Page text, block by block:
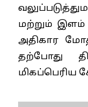
மற்றும் இளம்
அதிகார
தற்போது
மிகப்பெரிய